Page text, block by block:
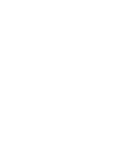
させていただ
了承ください。
き作成されるも
御機器販売店・
ようお願いしま
ず変更すること
1000ppm以下、
下、フタル酸ジブチ
、
貨物等」とい
可)を取得する
これらの製造装
通知します。
、取り引きをい
ムロン制御